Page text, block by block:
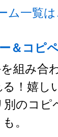
ム一覧
＆コピ
組み合
！嬉し
のコピ
も。